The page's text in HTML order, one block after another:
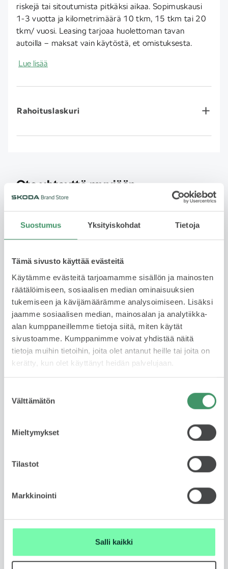
Suostumus Yksityiskohdat Tietoja
Tämä sivusto käyttää evästeitä
Käytämme evästeitä tarjoamamme sisällön ja mainosten
räätälöimiseen, sosiaalisen median ominaisuuksien
tukemiseen ja kävijämäärämme analysoimiseen. Lisäksi
jaamme sosiaalisen median, mainosalan ja analytiikka-
alan kumppaneillemme tietoja siitä, miten käytät
sivustoamme. Kumppanimme voivat yhdistää näitä
tietoja muihin tietoihin, joita olet antanut heille tai joita on
kerätty, kun olet käyttänyt heidän palvelujaan.
valinta
Välttämätön
Mieltymykset
Tilastot
Markkinointi
Salli kaikki
riskejä tai sitoutumista pitkäksi aikaa. Sopimuskausi
1-3 vuotta ja kilometrimäärä 10 tkm, 15 tkm tai 20
tkm/ vuosi. Leasing tarjoaa huolettoman tavan
autoilla – maksat vain käytöstä, et omistuksesta.
Lue lisää
Rahoituslaskuri
Ota yhteyttä myyjään
Jätä yhteydenottopyyntö
JESSE HARDÉN
Automyyjä
FIN, ENG
WhatsApp
MIIRO HÄMÄLÄINEN
Automyyjä